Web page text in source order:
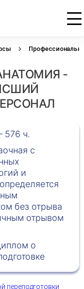
-
576 ч.
с
и
без отрыва
отрывом
о
переподготовки
специалисты
специалисты
14 ЗЕТ
специалисты
Вас